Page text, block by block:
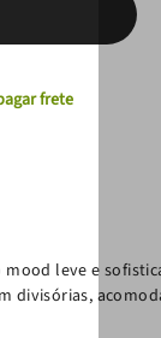
frete
leve e
divisórias,